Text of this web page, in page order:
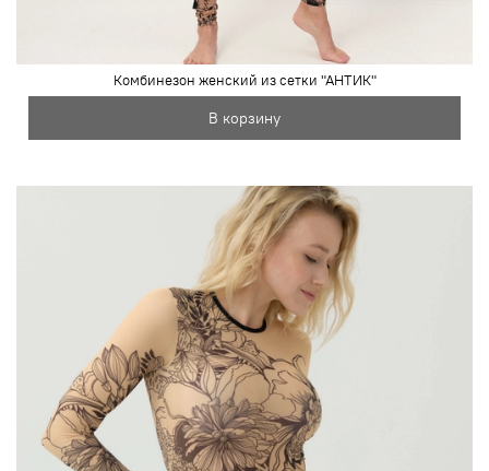
Комбинезон женский из сетки "АНТИК"
В корзину